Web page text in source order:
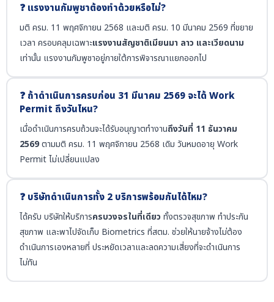
❓ แรงงานกัมพูชาต้องทำด้วยหรือไม่?
มติ ครม. 11 พฤศจิกายน 2568 และมติ ครม. 10 มีนาคม 2569 ที่ขยาย
เวลา ครอบคลุมเฉพาะแรงงานสัญชาติเมียนมา ลาว และเวียดนาม
เท่านั้น แรงงานกัมพูชาอยู่ภายใต้การพิจารณาแยกออกไป
❓ ถ้าดำเนินการครบก่อน 31 มีนาคม 2569 จะได้ Work
Permit ถึงวันไหน?
เมื่อดำเนินการครบถ้วนจะได้รับอนุญาตทำงานถึงวันที่ 11 ธันวาคม
2569ตามมติ ครม. 11 พฤศจิกายน 2568 เดิม วันหมดอายุ Work
Permit ไม่เปลี่ยนแปลง
❓ บริษัทดำเนินการทั้ง 2 บริการพร้อมกันได้ไหม?
ได้ครับ บริษัทให้บริการครบวงจรในที่เดียว ทั้งตรวจสุขภาพ ทำประกัน
สุขภาพ และพาไปจัดเก็บ Biometrics ที่สตม. ช่วยให้นายจ้างไม่ต้อง
ดำเนินการเองหลายที่ ประหยัดเวลาและลดความเสี่ยงที่จะดำเนินการ
ไม่ทัน